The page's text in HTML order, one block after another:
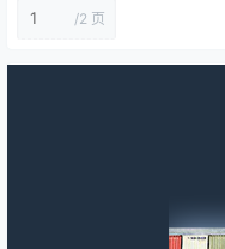
/2 页
2024-01-24 15:14:53